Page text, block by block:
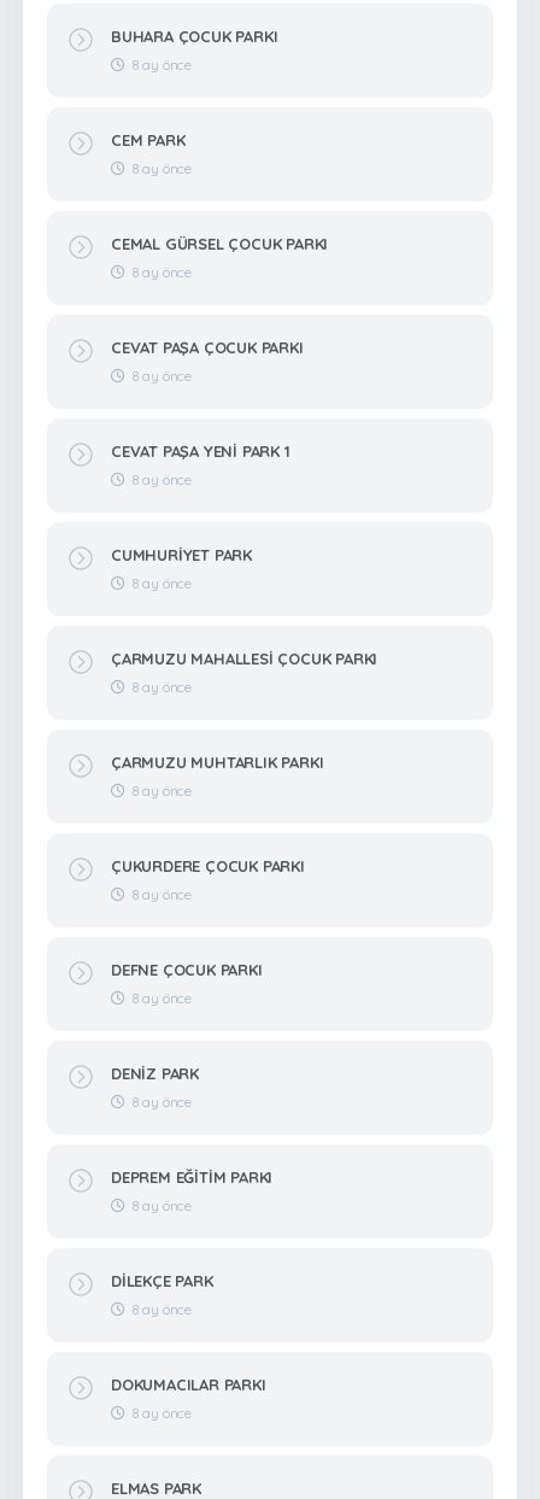
BUHARA ÇOCUK PARKI
8 ay önce
CEM PARK
8 ay önce
CEMAL GÜRSEL ÇOCUK PARKI
8 ay önce
CEVAT PAŞA ÇOCUK PARKI
8 ay önce
CEVAT PAŞA YENİ PARK 1
8 ay önce
CUMHURİYET PARK
8 ay önce
ÇARMUZU MAHALLESİ ÇOCUK PARKI
8 ay önce
ÇARMUZU MUHTARLIK PARKI
8 ay önce
ÇUKURDERE ÇOCUK PARKI
8 ay önce
DEFNE ÇOCUK PARKI
8 ay önce
DENİZ PARK
8 ay önce
DEPREM EĞİTİM PARKI
8 ay önce
DİLEKÇE PARK
8 ay önce
DOKUMACILAR PARKI
8 ay önce
ELMAS PARK